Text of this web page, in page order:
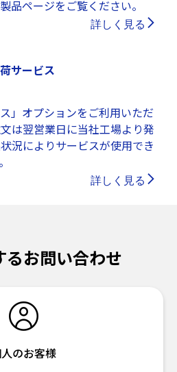
品ページをご覧ください。
詳しく見る
サービス
」オプションをご利用いただ
は翌営業日に当社工場より発
況によりサービスが使用でき
詳しく見る
るお問い合わせ
のお客様